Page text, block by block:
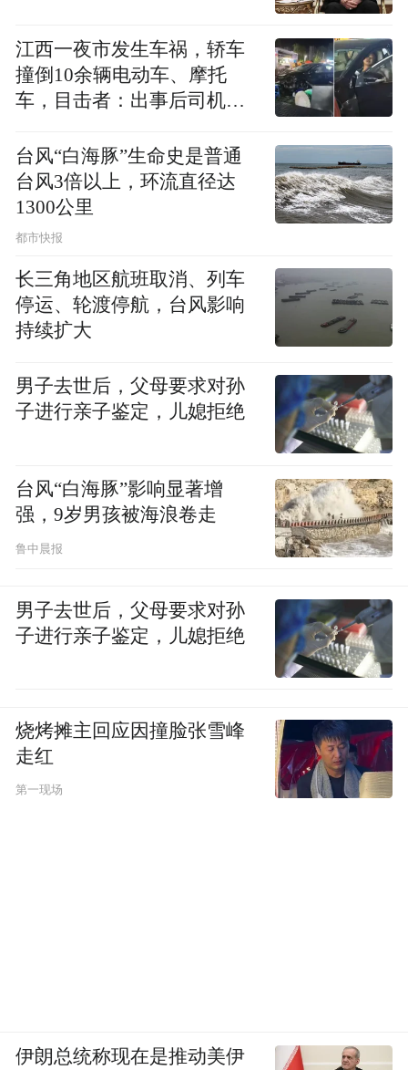
清楚我想要养育的方向，我对她也没有过多
的期望，要求她必须要上什么样的学校。今
年郑州的“小升初”是有改变的，以前还可以
想办法择校，现在会很难很难。我们所在的
中，我前段时间想，如果孩子真上了这个学
校，我是能接受的。另外我觉得，一个人不
是说必须得上一个什么样的名校才能够有所
有一个正常的生活状态，同时理解学习是一
个长时间的过程，应该有自己的目标，对于
但大家都说三年级是个分水岭，一二年级看
不出来成绩（差异），从三年级开始会拉出
也不敢说这个理论是不是真的。有时候放学
去接孩子，会看到很有意思的现象，我听见
妈妈们在聊补习班，我当时就觉得哇我太佛
休息的时间，周一到周六每天都有课。其实
我家孩子一二年级的课程安排是很舒服的，
孩子这两年是一个很放松的状态，家长也会
说实话，我心里面虽然对补习班上课时间改
到工作日有点小小的抵触，因为这增加了孩
的话我还会去找其他的途径，哪怕是要“打游
江西一夜市发生车祸，轿车
撞倒10余辆电动车、摩托
车，目击者：出事后司机一
台风“白海豚”生命史是普通
台风3倍以上，环流直径达
1300公里
都市快报
长三角地区航班取消、列车
停运、轮渡停航，台风影响
持续扩大
男子去世后，父母要求对孙
子进行亲子鉴定，儿媳拒绝
台风“白海豚”影响显著增
强，9岁男孩被海浪卷走
鲁中晨报
男子去世后，父母要求对孙
子进行亲子鉴定，儿媳拒绝
烧烤摊主回应因撞脸张雪峰
走红
第一现场
伊朗总统称现在是推动美伊